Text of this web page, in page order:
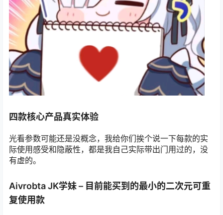
四款核心产品真实体验
光看参数可能还是没概念，我给你们挨个说一下每款的实
际使用感受和隐蔽性，都是我自己实际带出门用过的，没
有虚的。
Aivrobta JK学妹 – 目前能买到的最小的二次元可重
复使用款